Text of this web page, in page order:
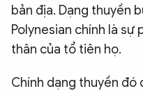
bản địa. Dạng thuyền
Polynesian chính là
thân của tổ tiên họ.
Chính dạng thuyền đó